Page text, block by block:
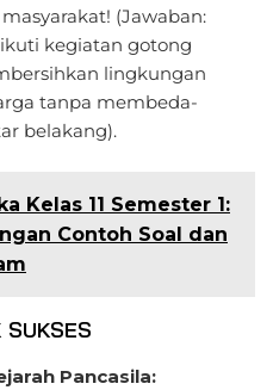
(Jawaban:
kegiatan gotong
lingkungan
tanpa membeda-
belakang).
Kelas 11 Semester 1:
Contoh Soal dan
SUKSES
Pancasila: